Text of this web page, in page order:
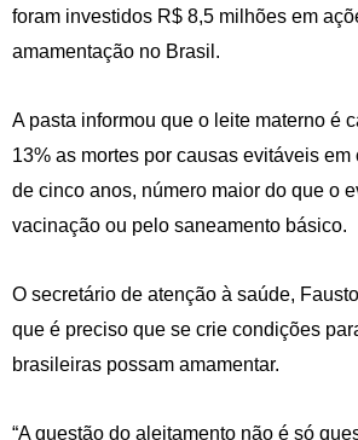
foram investidos R$ 8,5 milhões em
amamentação no Brasil.
A pasta informou que o leite materno é
13% as mortes por causas evitáveis
de cinco anos, número maior do que o
vacinação ou pelo saneamento básico.
O secretário de atenção à saúde,
que é preciso que se crie condições
brasileiras possam amamentar.
“A questão do aleitamento não é só